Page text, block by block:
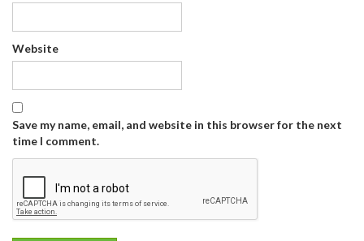
Website
Save my name, email, and website in this browser for the next
time I comment.